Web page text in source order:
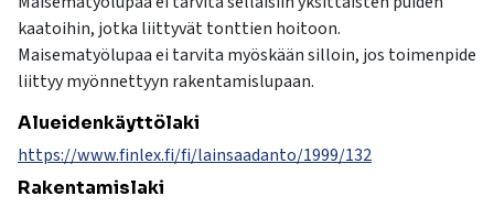
kaatoihin, jotka liittyvät tonttien hoitoon.
Maisematyölupaa ei tarvita myöskään silloin, jos toimenpide
liittyy myönnettyyn rakentamislupaan.
Alueidenkäyttölaki
https://www.finlex.fi/fi/lainsaadanto/1999/132
Rakentamislaki